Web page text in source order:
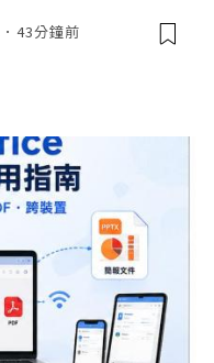
43分鐘前